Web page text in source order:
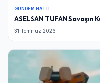
GÜNDEM HATTI
ASELSAN TUFAN Savaşın
31 Temmuz 2026